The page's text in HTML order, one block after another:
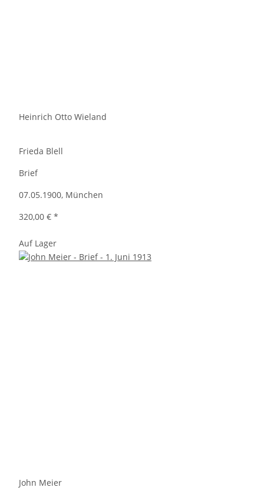
Heinrich Otto Wieland
Frieda Blell
Brief
07.05.1900, München
320,00 € *
Auf Lager
John Meier